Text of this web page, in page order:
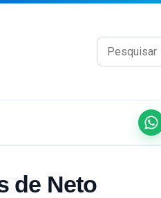
Pesquisar por:
de Neto